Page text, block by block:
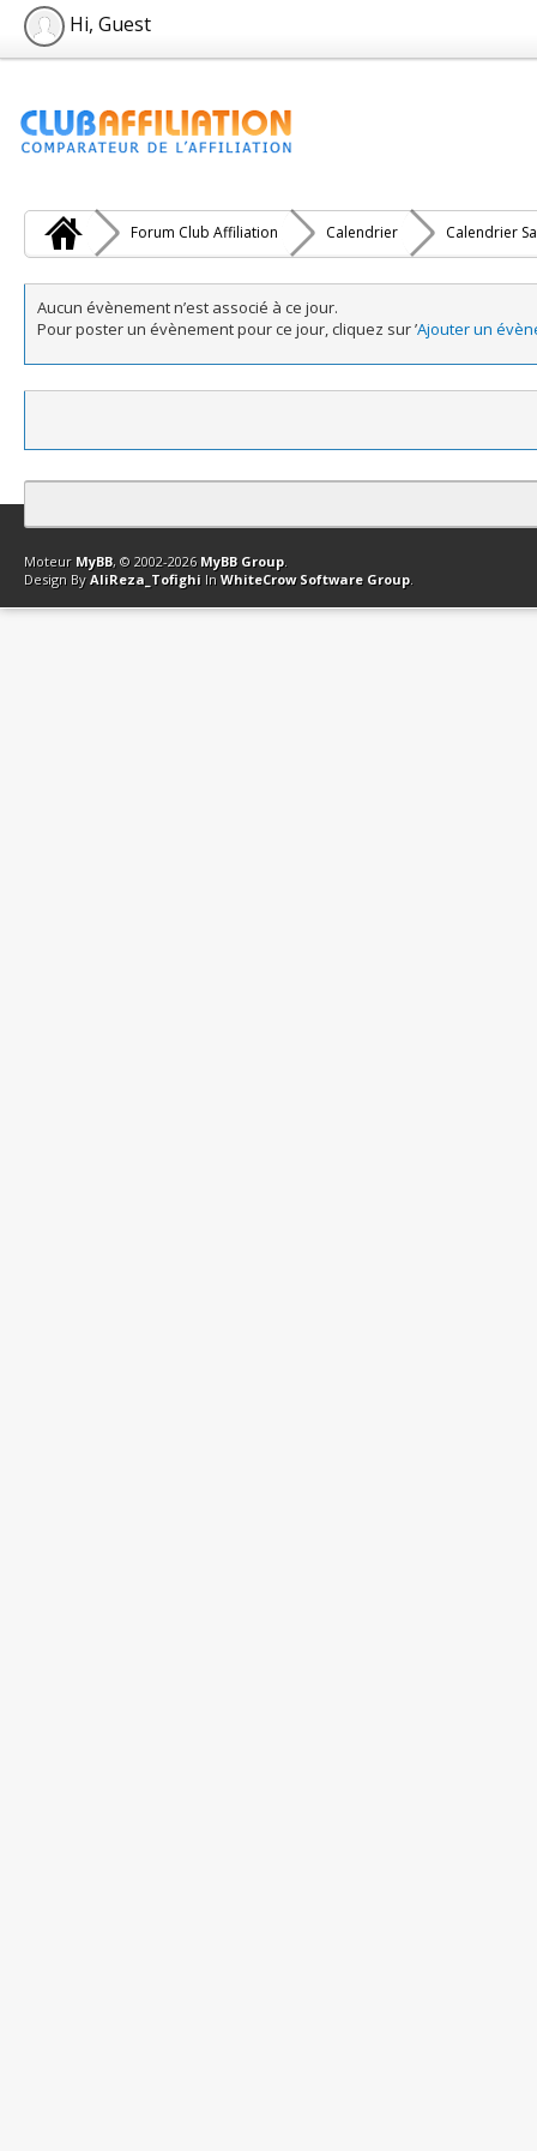
Hi, Guest
Forum Club Affiliation Calendrier Calendrier
Aucun évènement n’est associé à ce jour.
Pour poster un évènement pour ce jour, cliquez sur ’Ajouter un
Contact Club Affiliation Retourner en haut Version bas-débit
Moteur MyBB, © 2002-2026 MyBB Group.
Design By AliReza_Tofighi In WhiteCrow Software Group.